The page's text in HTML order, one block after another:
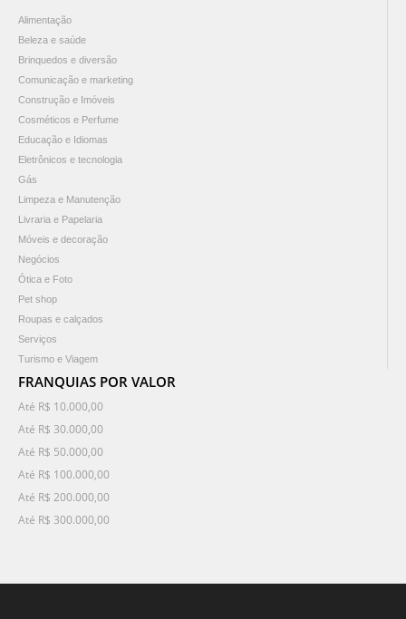
Alimentação
Beleza e saúde
Brinquedos e diversão
Comunicação e marketing
Construção e Imóveis
Cosméticos e Perfume
Educação e Idiomas
Eletrônicos e tecnologia
Gás
Limpeza e Manutenção
Livraria e Papelaria
Móveis e decoração
Negócios
Ótica e Foto
Pet shop
Roupas e calçados
Serviços
Turismo e Viagem
FRANQUIAS POR VALOR
Até R$ 10.000,00
Até R$ 30.000,00
Até R$ 50.000,00
Até R$ 100.000,00
Até R$ 200.000,00
Até R$ 300.000,00